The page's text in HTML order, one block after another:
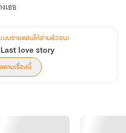
เธอ
บบรายตอนให้อ่านด้วยนะ
love story
ตามเรื่องนี้